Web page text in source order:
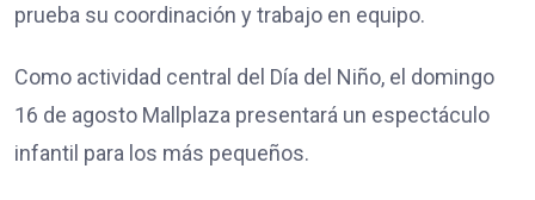
prueba su coordinación y trabajo en equipo.
Como actividad central del Día del Niño, el domingo
16 de agosto Mallplaza presentará un espectáculo
infantil para los más pequeños.